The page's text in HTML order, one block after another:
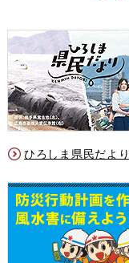
ひろしま県民だよ